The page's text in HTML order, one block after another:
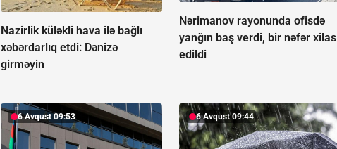
Nazirlik küləkli hava ilə bağlı
xəbərdarlıq etdi: Dənizə
girməyin
Nərimanov rayonunda ofisdə
yanğın baş verdi, bir nəfər xilas
edildi
6 Avqust 09:53 6 Avqust 09:44